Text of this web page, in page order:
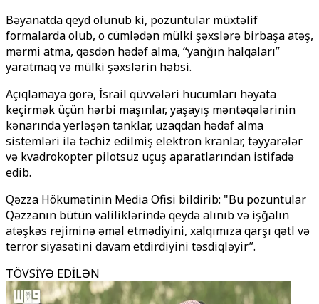
Bəyanatda qeyd olunub ki, pozuntular müxtəlif
formalarda olub, o cümlədən mülki şəxslərə birbaşa atəş,
mərmi atma, qəsdən hədəf alma, “yanğın halqaları”
yaratmaq və mülki şəxslərin həbsi.
Açıqlamaya görə, İsrail qüvvələri hücumları həyata
keçirmək üçün hərbi maşınlar, yaşayış məntəqələrinin
kənarında yerləşən tanklar, uzaqdan hədəf alma
sistemləri ilə təchiz edilmiş elektron kranlar, təyyarələr
və kvadrokopter pilotsuz uçuş aparatlarından istifadə
edib.
Qəzza Hökumətinin Media Ofisi bildirib: "Bu pozuntular
Qəzzanın bütün valiliklərində qeydə alınıb və işğalın
atəşkəs rejiminə əməl etmədiyini, xalqımıza qarşı qətl və
terror siyasətini davam etdirdiyini təsdiqləyir”.
TÖVSİYƏ EDİLƏN